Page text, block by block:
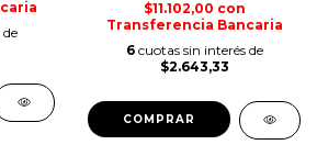
$11.102,00 con
Transferencia Bancaria
6 cuotas sin interés de
$2.643,33
COMPRAR